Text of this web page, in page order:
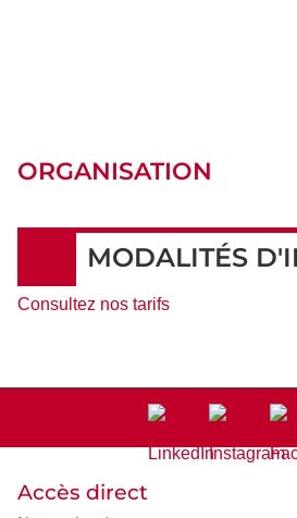
ORGANISATION
MODALITÉS
Consultez nos tarifs
Accès direct